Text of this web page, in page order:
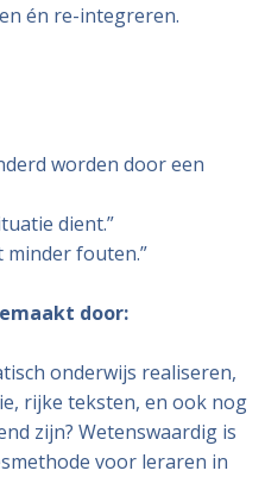
én re-integreren.
worden door een
dient.”
fouten.”
door:
onderwijs realiseren,
rijke teksten, en ook nog
zijn? Wetenswaardig is
voor leraren in